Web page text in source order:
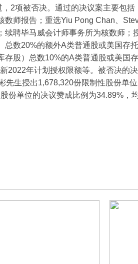
2项被否决。通过的决议案主要包
数师报告；重选Yiu Pong Chan、
聘毕马威会计师事务所为核数师；
数20%的额外A类普通股或美国存
股）总数10%的A类普通股或美国
2022年计划授权限额等。被否决的
先生授出1,678,320份限制性股份单
份单位的决议赞成比例为34.89%，